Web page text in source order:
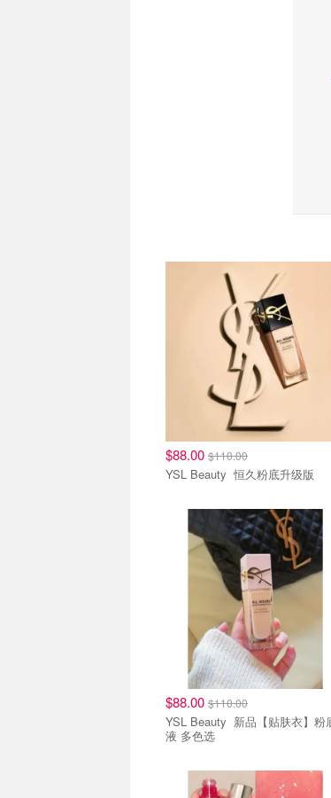
$88.00 $110.00
YSL Beauty 恒久粉底升级版
$88.00 $110.00
YSL Beauty 新品【贴肤衣】粉底
液 多色选